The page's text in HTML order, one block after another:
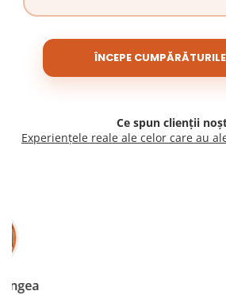
ÎNCEPE
Ce spun clienții
Experiențele reale ale celor care au